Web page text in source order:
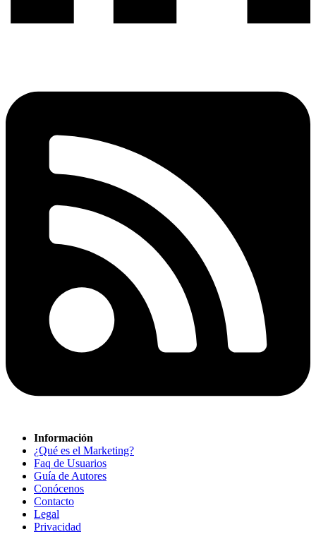
Información
¿Qué es el Marketing?
Faq de Usuarios
Guía de Autores
Conócenos
Contacto
Legal
Privacidad